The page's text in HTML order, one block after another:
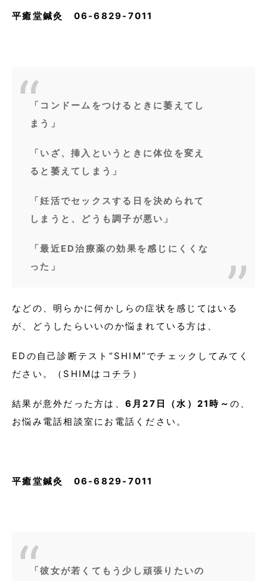
平癒堂鍼灸 06-6829-7011
「コンドームをつけるときに萎えてし
まう」
「いざ、挿入というときに体位を変え
ると萎えてしまう」
「妊活でセックスする日を決められて
しまうと、どうも調子が悪い」
「最近ED治療薬の効果を感じにくくな
った」
などの、明らかに何かしらの症状を感じてはいる
が、どうしたらいいのか悩まれている方は、
EDの自己診断テスト“SHIM”でチェックしてみてく
ださい。（ SHIMはコチラ ）
結果が意外だった方は、 6月27日（水）21時～ の、
お悩み電話相談室にお電話ください。
平癒堂鍼灸 06-6829-7011
「彼女が若くてもう少し頑張りたいの